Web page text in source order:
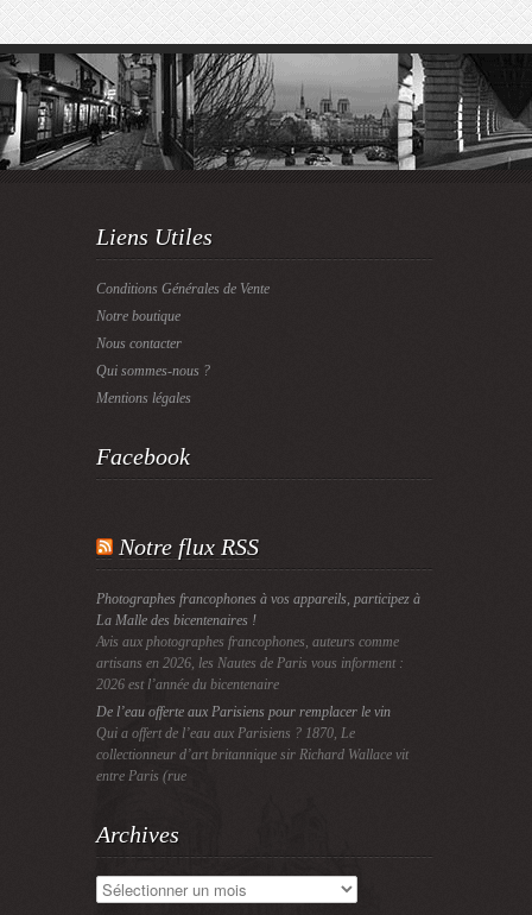
Liens Utiles
Conditions Générales de Vente
Notre boutique
Nous contacter
Qui sommes-nous ?
Mentions légales
Facebook
Notre flux RSS
Photographes francophones à vos appareils, participez à
La Malle des bicentenaires !
Avis aux photographes francophones, auteurs comme
artisans en 2026, les Nautes de Paris vous informent :
2026 est l’année du bicentenaire
De l’eau offerte aux Parisiens pour remplacer le vin
Qui a offert de l’eau aux Parisiens ? 1870, Le
collectionneur d’art britannique sir Richard Wallace vit
entre Paris (rue
Archives
Archives